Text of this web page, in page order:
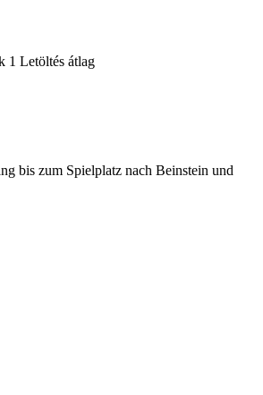
1 Letöltés átlag
bis zum Spielplatz nach Beinstein und